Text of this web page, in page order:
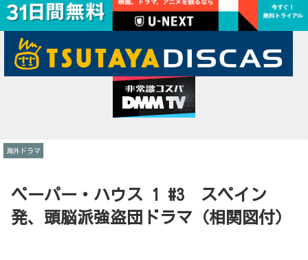
ペーパー・ハウス 1 #3 スペイン
発、頭脳派強盗団ドラマ（相関図付）
海外ドラマ